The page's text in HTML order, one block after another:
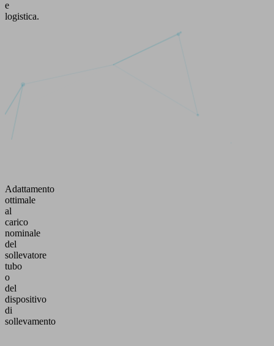
e
logistica.
Adattamento
ottimale
al
carico
nominale
del
sollevatore
tubo
o
del
dispositivo
di
sollevamento